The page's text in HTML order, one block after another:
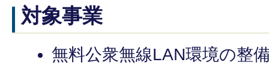
対象事業
無料公衆無線LAN環境の整